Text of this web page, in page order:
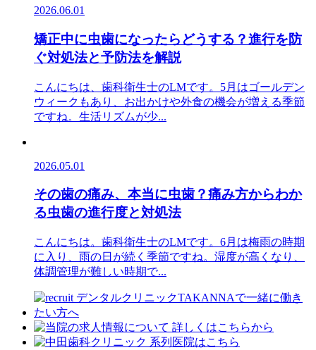
2026.06.01
矯正中に虫歯になったらどうする？進行を防
ぐ対処法と予防法を解説
こんにちは、歯科衛生士のLMです。5月はゴールデン
ウィークもあり、お出かけや外食の機会が増える季節
ですね。生活リズムが少...
2026.05.01
その歯の痛み、本当に虫歯？痛み方からわか
る虫歯の進行度と対処法
こんにちは。歯科衛生士のLMです。6月は梅雨の時期
に入り、雨の日が続く季節ですね。湿度が高くなり、
体調管理が難しい時期で...